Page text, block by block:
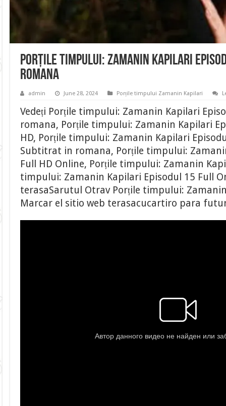
Porțile timpului: Zamanin Kapilari
romana
admin June 28, 2024 Porțile timpului Zamanin Kapilari
Vedeți Porțile timpului: Zamanin Kapilari
romana, Porțile timpului: Zamanin Kapilari
HD, Porțile timpului: Zamanin Kapilari
Subtitrat in romana, Porțile timpului:
Full HD Online, Porțile timpului: Zamanin
timpului: Zamanin Kapilari Episodul 15 Full
terasaSarutul Otrav Porțile timpului:
Marcar el sitio web terasacucartiro para